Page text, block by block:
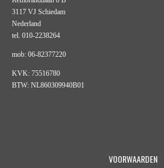
3117 VJ Schiedam
Nederland
tel. 010-2238264
mob: 06-82377220
KVK: 75516780
BTW: NL860309940B01
VOORWAARDEN